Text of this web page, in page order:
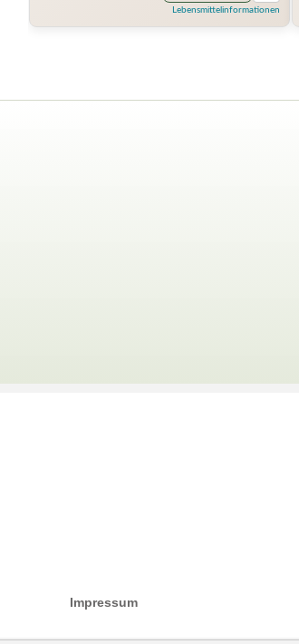
Lebensmittelinformationen
Impressum